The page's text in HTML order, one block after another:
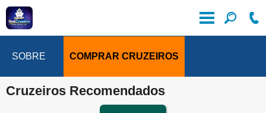
SOBRE COMPRAR CRUZEIROS
Cruzeiros Recomendados